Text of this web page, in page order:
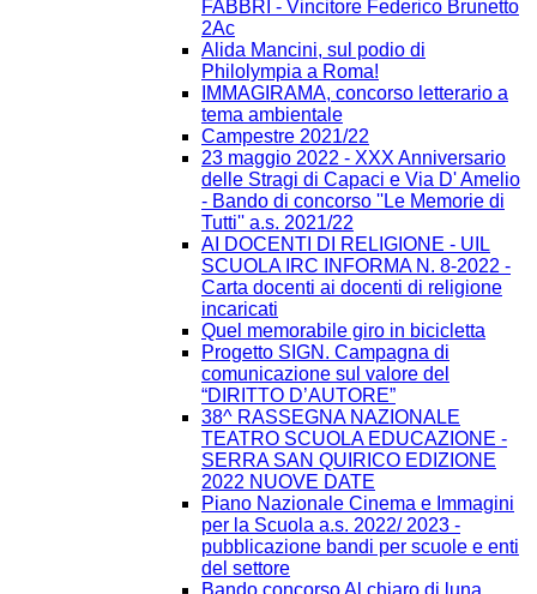
FABBRI - Vincitore Federico Brunetto
2Ac
Alida Mancini, sul podio di
Philolympia a Roma!
IMMAGIRAMA, concorso letterario a
tema ambientale
Campestre 2021/22
23 maggio 2022 - XXX Anniversario
delle Stragi di Capaci e Via D' Amelio
- Bando di concorso ''Le Memorie di
Tutti'' a.s. 2021/22
AI DOCENTI DI RELIGIONE - UIL
SCUOLA IRC INFORMA N. 8-2022 -
Carta docenti ai docenti di religione
incaricati
Quel memorabile giro in bicicletta
Progetto SIGN. Campagna di
comunicazione sul valore del
“DIRITTO D’AUTORE”
38^ RASSEGNA NAZIONALE
TEATRO SCUOLA EDUCAZIONE -
SERRA SAN QUIRICO EDIZIONE
2022 NUOVE DATE
Piano Nazionale Cinema e Immagini
per la Scuola a.s. 2022/ 2023 -
pubblicazione bandi per scuole e enti
del settore